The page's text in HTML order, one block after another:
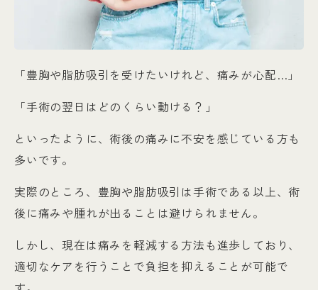
「豊胸や脂肪吸引を受けたいけれど、痛みが心配…」
「手術の翌日はどのくらい動ける？」
といったように、術後の痛みに不安を感じている方も
多いです。
実際のところ、豊胸や脂肪吸引は手術である以上、術
後に痛みや腫れが出ることは避けられません。
しかし、現在は痛みを軽減する方法も進歩しており、
適切なケアを行うことで負担を抑えることが可能で